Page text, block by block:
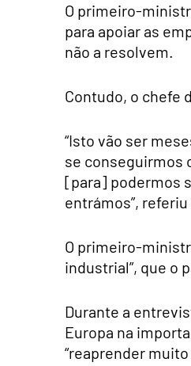
O primeiro-
para apoiar as
não a resolvem.
Contudo, o chefe
“Isto vão ser
se conseguirmos
[para] podermos
entrámos”,
O primeiro-
industrial”, que o
Durante a
Europa na
“reaprender muito